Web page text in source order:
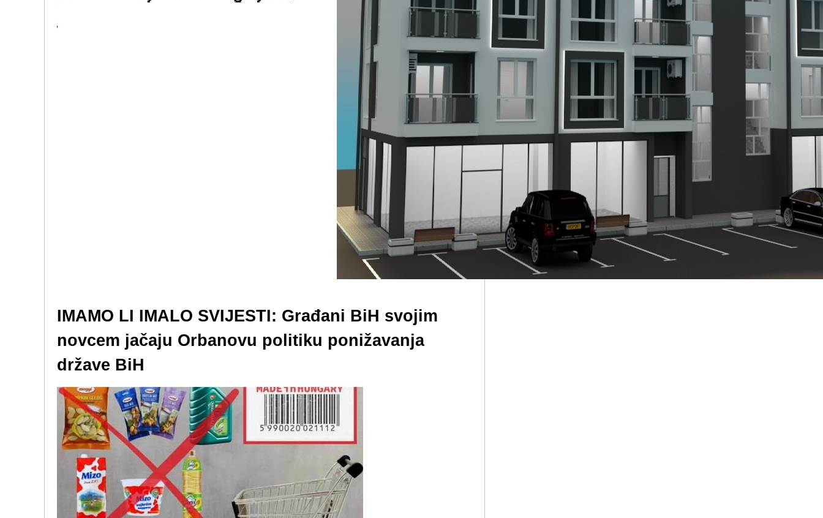
IMAMO LI IMALO SVIJESTI: Građani BiH svojim
novcem jačaju Orbanovu politiku ponižavanja
države BiH